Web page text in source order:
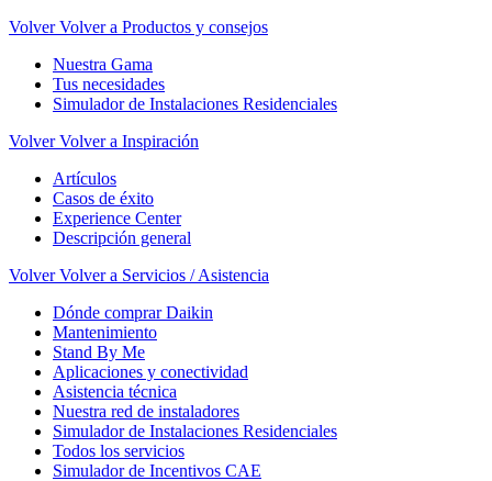
Volver Volver a Productos y consejos
Nuestra Gama
Tus necesidades
Simulador de Instalaciones Residenciales
Volver Volver a Inspiración
Artículos
Casos de éxito
Experience Center
Descripción general
Volver Volver a Servicios / Asistencia
Dónde comprar Daikin
Mantenimiento
Stand By Me
Aplicaciones y conectividad
Asistencia técnica
Nuestra red de instaladores
Simulador de Instalaciones Residenciales
Todos los servicios
Simulador de Incentivos CAE